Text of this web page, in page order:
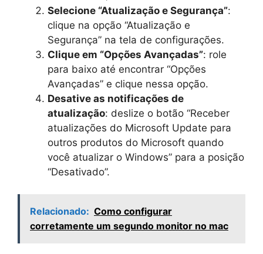
Selecione “Atualização e Segurança”:
clique na opção “Atualização e
Segurança” na tela de configurações.
Clique em “Opções Avançadas”: role
para baixo até encontrar “Opções
Avançadas” e clique nessa opção.
Desative as notificações de
atualização: deslize o botão “Receber
atualizações do Microsoft Update para
outros produtos do Microsoft quando
você atualizar o Windows” para a posição
“Desativado”.
Relacionado: Como configurar
corretamente um segundo monitor no mac